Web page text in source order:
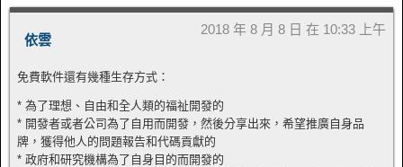
依雲
2018 年 8 月 8 日 在 10:33 上午
免費軟件還有幾種生存方式：
* 為了理想、自由和全人類的福祉開發的
* 開發者或者公司為了自用而開發，然後分享出來，希望推廣自身品
牌，獲得他人的問題報告和代碼貢獻的
* 政府和研究機構為了自身目的而開發的